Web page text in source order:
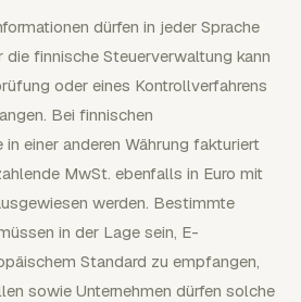
dürfen in jeder Sprache
die finnische Steuerverwaltung kann
oder eines Kontrollverfahrens
Bei finnischen
in einer anderen Währung fakturiert
MwSt. ebenfalls in Euro mit
werden. Bestimmte
in der Lage sein, E-
Standard zu empfangen,
sowie Unternehmen dürfen solche